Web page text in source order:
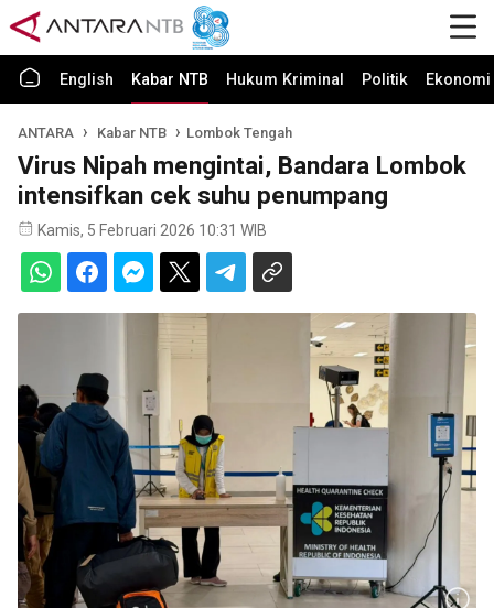
English Kabar NTB Hukum Kriminal Politik
ANTARA Kabar NTB Lombok Tengah
Virus Nipah mengintai, Bandara Lombok
intensifkan cek suhu penumpang
Kamis, 5 Februari 2026 10:31 WIB